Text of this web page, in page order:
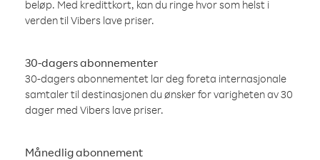
beløp. Med kredittkort, kan du ringe hvor som helst i
verden til Vibers lave priser.
30-dagers abonnementer
30-dagers abonnementet lar deg foreta internasjonale
samtaler til destinasjonen du ønsker for varigheten av 30
dager med Vibers lave priser.
Månedlig abonnement